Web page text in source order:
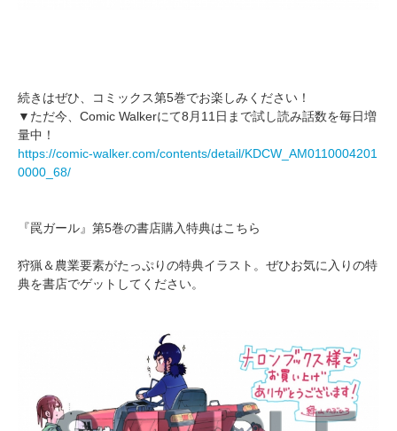
続きはぜひ、コミックス第5巻でお楽しみください！
▼ただ今、Comic Walkerにて8月11日まで試し読み話数を毎日増
量中！
https://comic-walker.com/contents/detail/KDCW_AM0110004201
0000_68/
『罠ガール』第5巻の書店購入特典はこちら
狩猟＆農業要素がたっぷりの特典イラスト。ぜひお気に入りの特
典を書店でゲットしてください。